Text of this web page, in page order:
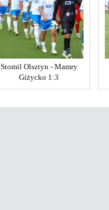
Stomil Olsztyn - Mamry
Giżycko 1:3